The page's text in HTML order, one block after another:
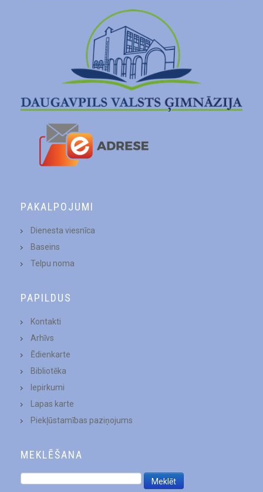
PAKALPOJUMI
Dienesta viesnīca
Baseins
Telpu noma
PAPILDUS
Kontakti
Arhīvs
Ēdienkarte
Bibliotēka
Iepirkumi
Lapas karte
Piekļūstamības paziņojums
MEKLĒŠANA